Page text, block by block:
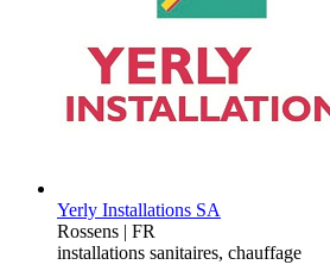
Yerly Installations SA
Rossens | FR
installations sanitaires, chauffage